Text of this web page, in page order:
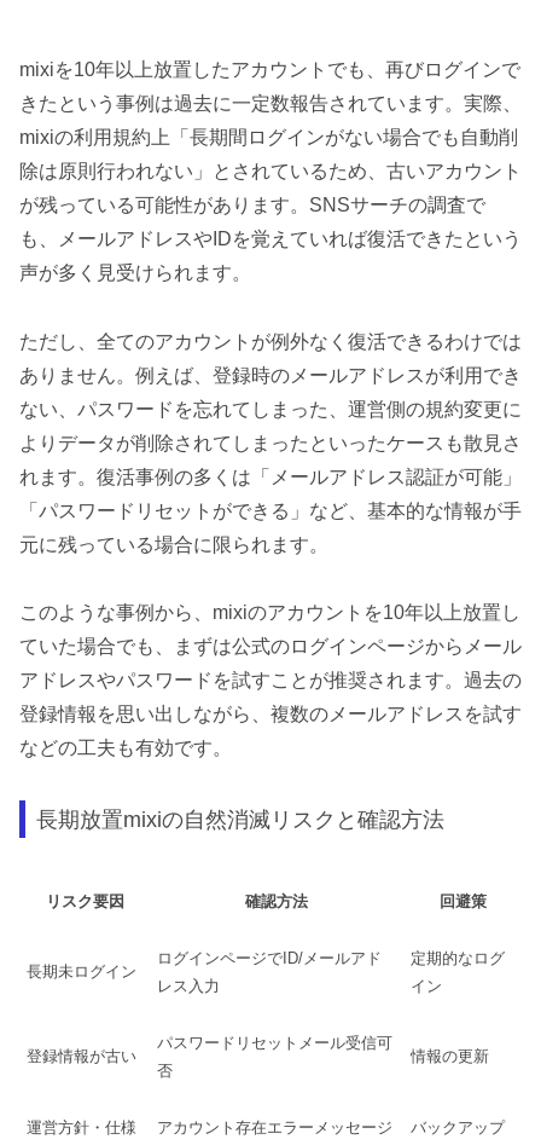
mixiを10年以上放置したアカウントでも、再びログインで
きたという事例は過去に一定数報告されています。実際、
mixiの利用規約上「長期間ログインがない場合でも自動削
除は原則行われない」とされているため、古いアカウント
が残っている可能性があります。SNSサーチの調査で
も、メールアドレスやIDを覚えていれば復活できたという
声が多く見受けられます。
ただし、全てのアカウントが例外なく復活できるわけでは
ありません。例えば、登録時のメールアドレスが利用でき
ない、パスワードを忘れてしまった、運営側の規約変更に
よりデータが削除されてしまったといったケースも散見さ
れます。復活事例の多くは「メールアドレス認証が可能」
「パスワードリセットができる」など、基本的な情報が手
元に残っている場合に限られます。
このような事例から、mixiのアカウントを10年以上放置し
ていた場合でも、まずは公式のログインページからメール
アドレスやパスワードを試すことが推奨されます。過去の
登録情報を思い出しながら、複数のメールアドレスを試す
などの工夫も有効です。
長期放置mixiの自然消滅リスクと確認方法
リスク要因 確認方法 回避策
長期未ログイン
ログインページでID/メールアド
レス入力
定期的なログ
イン
登録情報が古い
パスワードリセットメール受信可
否
情報の更新
運営方針・仕様
アカウント存在エラーメッセージ
バックアップ